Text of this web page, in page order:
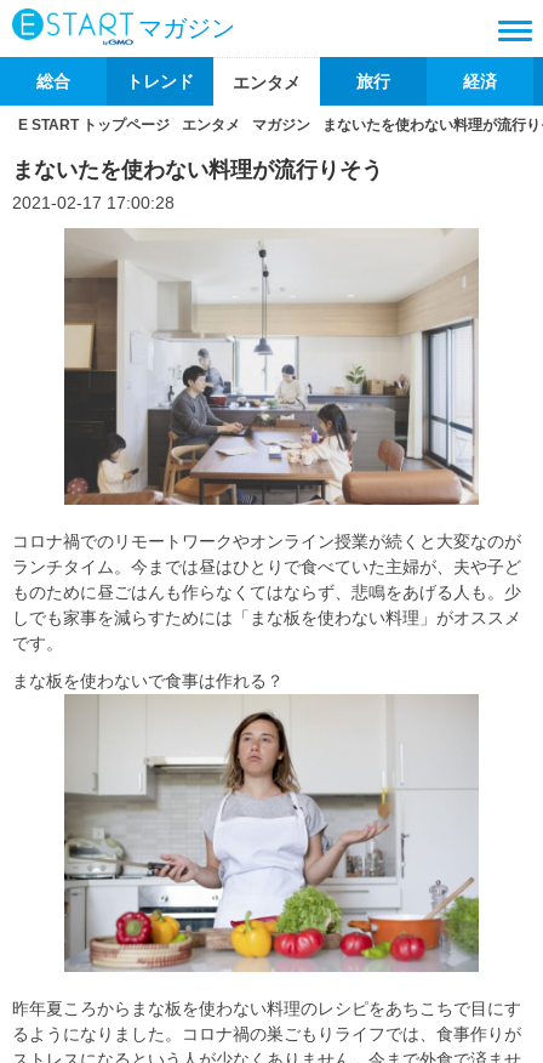
マガジン
総合 トレンド エンタメ 旅行 経済
E START トップページ エンタメ マガジン まないたを使わない料理が流行
まないたを使わない料理が流行りそう
2021-02-17 17:00:28
コロナ禍でのリモートワークやオンライン授業が続くと大変なのが
ランチタイム。今までは昼はひとりで食べていた主婦が、夫や子ど
ものために昼ごはんも作らなくてはならず、悲鳴をあげる人も。少
しでも家事を減らすためには「まな板を使わない料理」がオススメ
です。
まな板を使わないで食事は作れる？
昨年夏ころからまな板を使わない料理のレシピをあちこちで目にす
るようになりました。コロナ禍の巣ごもりライフでは、食事作りが
ストレスになるという人が少なくありません。今まで外食で済ませ